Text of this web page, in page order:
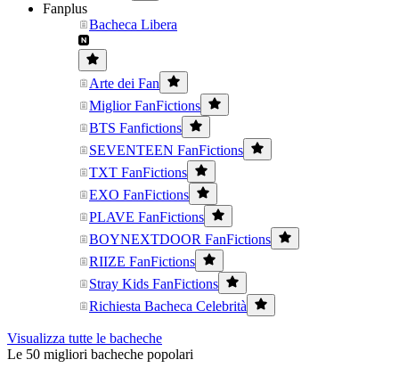
Fanplus
Bacheca Libera
Arte dei Fan
Miglior FanFictions
BTS Fanfictions
SEVENTEEN FanFictions
TXT FanFictions
EXO FanFictions
PLAVE FanFictions
BOYNEXTDOOR FanFictions
RIIZE FanFictions
Stray Kids FanFictions
Richiesta Bacheca Celebrità
Visualizza tutte le bacheche
Le 50 migliori bacheche popolari